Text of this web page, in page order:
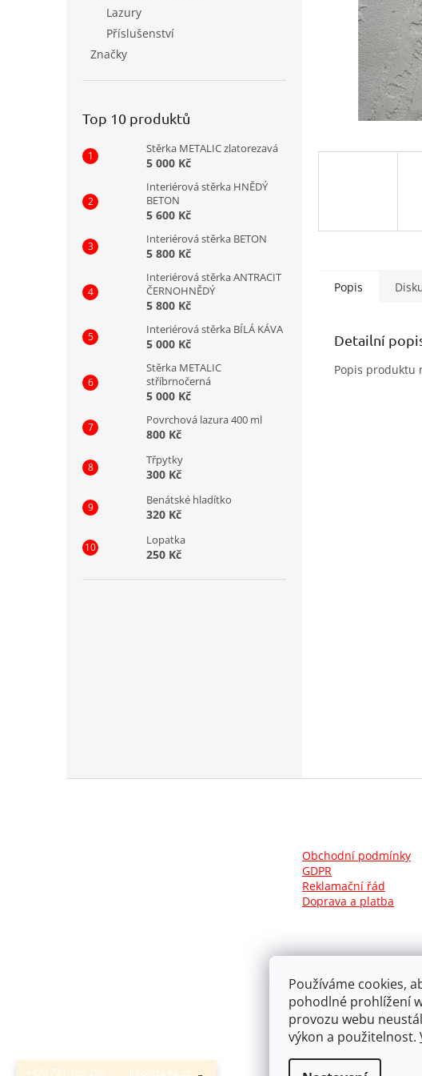
Používáme cookies,
pohodlné prohlížení
provozu webu
výkon a použitelnost.
+420 731 166 286 info@za-ka.cz
Lazury
Příslušenství
Značky
Top 10 produktů
Stěrka METALIC zlatorezavá
5 000 Kč
Interiérová stěrka HNĚDÝ
BETON
5 600 Kč
Interiérová stěrka BETON
5 800 Kč
Interiérová stěrka ANTRACIT
ČERNOHNĚDÝ
5 800 Kč
Interiérová stěrka BÍLÁ KÁVA
5 000 Kč
Stěrka METALIC
stříbrnočerná
5 000 Kč
Povrchová lazura 400 ml
800 Kč
Třpytky
300 Kč
Benátské hladítko
320 Kč
Lopatka
250 Kč
Popis
Detailní
Popis produktu
Obchodní podmínky
GDPR
Reklamační řád
Doprava a platba